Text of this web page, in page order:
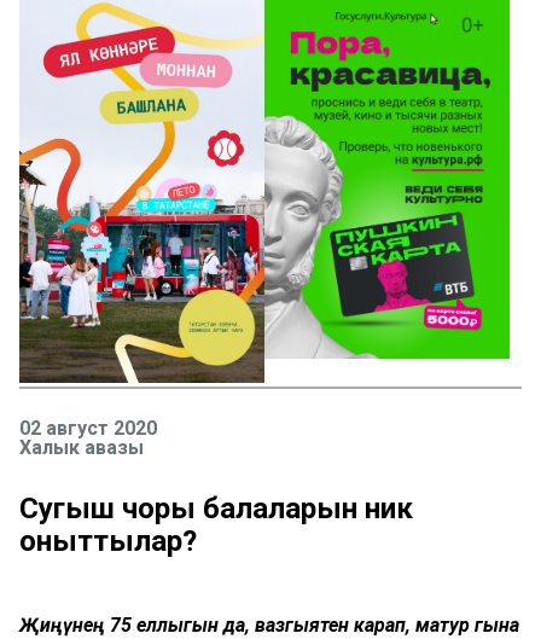
02 август 2020
Халык авазы
Сугыш чоры балаларын ник
оныттылар?
Җиңүнең 75 еллыгын да, вазгыятенә карап, матур гына